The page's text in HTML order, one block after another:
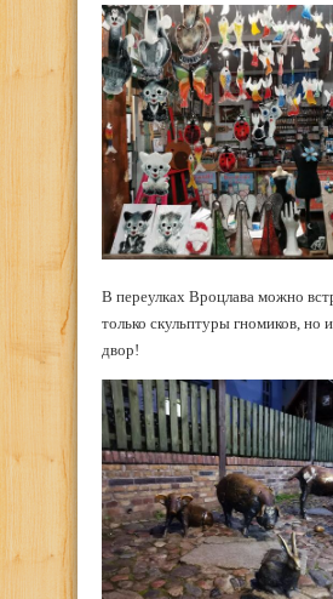
В переулках Вроцлава можно
только скульптуры гномиков, но
двор!